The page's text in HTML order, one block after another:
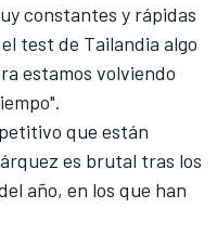
constantes y rápidas
test de Tailandia algo
estamos volviendo
que están
es brutal tras los
año, en los que han